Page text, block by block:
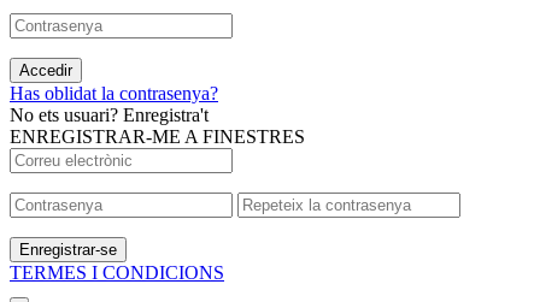
Accedir
Has oblidat la contrasenya?
No ets usuari? Enregistra't
ENREGISTRAR-ME A FINESTRES
Enregistrar-se
TERMES I CONDICIONS